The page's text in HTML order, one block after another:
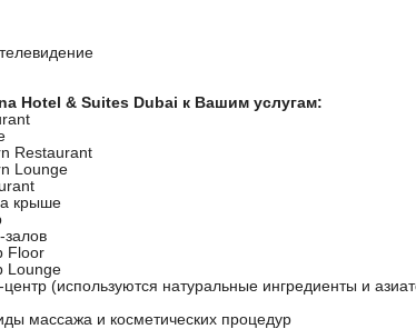
Hotel & Suites Dubai к Вашим услугам:
Restaurant
Lounge
крыше
Floor
Lounge
(используются натуральные ингредиенты и
массажа и косметических процедур